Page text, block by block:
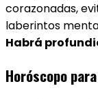
corazonadas,
laberintos
Habrá
Horóscopo